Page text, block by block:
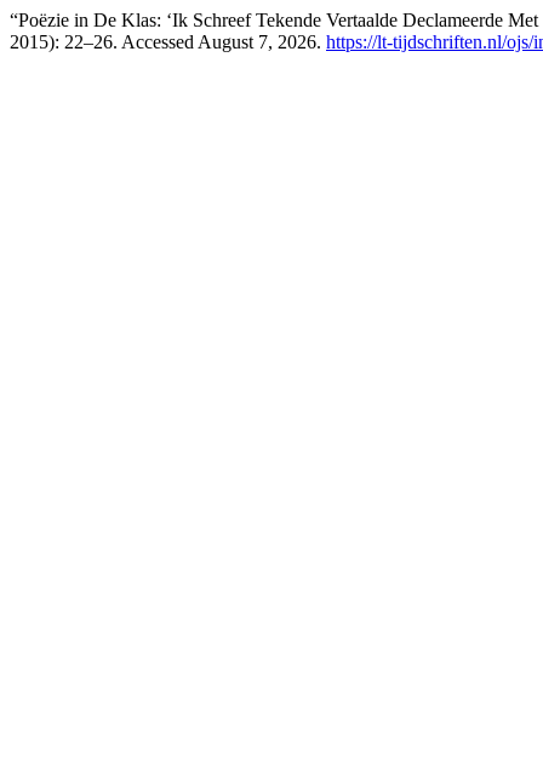
“Poëzie in De Klas: ‘Ik Schreef Tekende Vertaalde Declameerde
2015): 22–26. Accessed August 7, 2026. https://lt-tijdschriften.nl/ojs/